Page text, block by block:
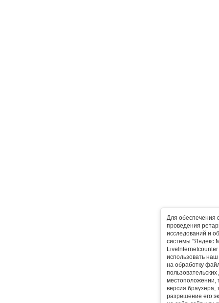
Для обеспечения
проведения
исследований и
системы
использовать
на обработку
местоположении,
версия браузера,
разрешение его